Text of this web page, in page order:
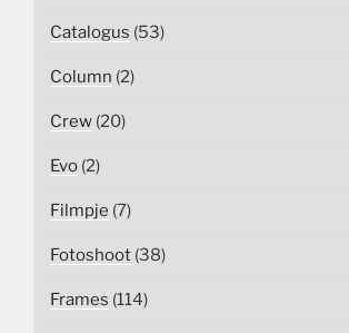
Catalogus (53)
Column (2)
Crew (20)
Evo (2)
Filmpje (7)
Fotoshoot (38)
Frames (114)